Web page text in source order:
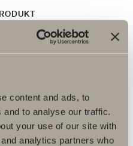
content and ads, to
to analyse our traffic.
your use of our site with
analytics partners who
stål.
270
varianter